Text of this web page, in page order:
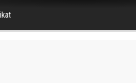
SANAT//MAĞAZİN